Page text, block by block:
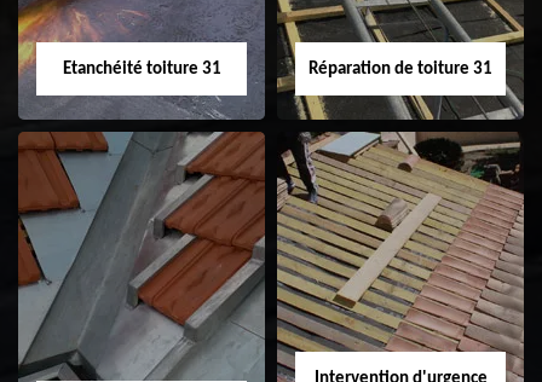
Etanchéité toiture 31
Etanchéité toiture
31
Réparation de toiture 31
Réparation de
toiture 31